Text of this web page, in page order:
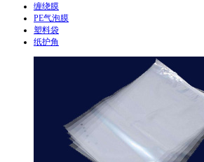
缠绕膜
PE气泡膜
塑料袋
纸护角